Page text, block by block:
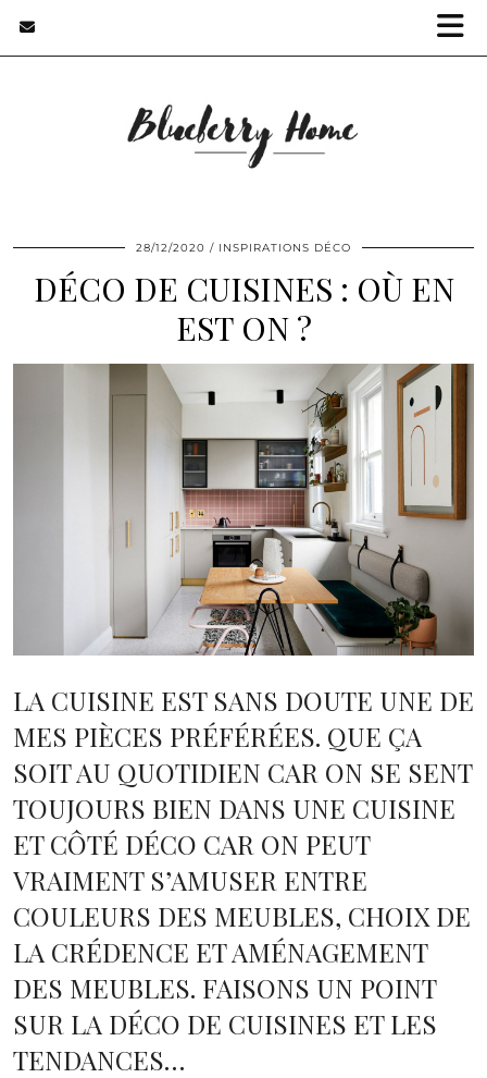
28/12/2020 INSPIRATIONS DÉCO
DÉCO DE CUISINES : OÙ EN
EST ON ?
LA CUISINE EST SANS DOUTE UNE DE
MES PIÈCES PRÉFÉRÉES. QUE ÇA
SOIT AU QUOTIDIEN CAR ON SE SENT
TOUJOURS BIEN DANS UNE CUISINE
ET CÔTÉ DÉCO CAR ON PEUT
VRAIMENT S’AMUSER ENTRE
COULEURS DES MEUBLES, CHOIX DE
LA CRÉDENCE ET AMÉNAGEMENT
DES MEUBLES. FAISONS UN POINT
SUR LA DÉCO DE CUISINES ET LES
TENDANCES…